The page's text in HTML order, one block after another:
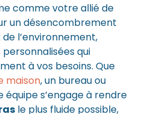
comme votre allié de
un désencombrement
l’environnement,
qui
à vos besoins. Que
maison, un bureau ou
s’engage à rendre
le plus fluide possible,